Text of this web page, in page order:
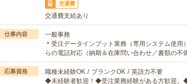
交通費
交通費支給あり
仕事内容
一般事務
＊受注データインプット業務（専用システム使
らの電話対応（納期＆在庫問い合わせ／書類の
応募資格
職種未経験OK / ブランクOK / 英語力不要
◆未経験者歓迎！◆受注業務経験がある方歓迎